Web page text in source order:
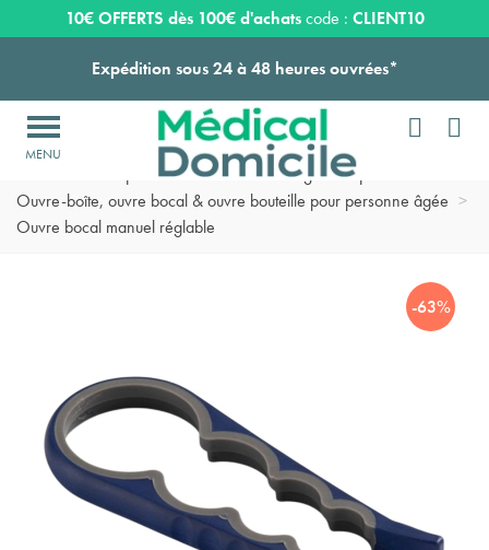
Vie quotidienne > Vaisselle ergonomique senior
Ouvre-boîte, ouvre bocal & ouvre bouteille pour personne âgée >
Ouvre bocal manuel réglable
-63%
10€ OFFERTS dès 100€ d'achatscode : CLIENT10
Expédition sous 24 à 48 heures ouvrées*
Livraison OFFERTE dès 159€ d'achats !
Payez en 3 ou 4 fois SANS FRAIS à partir de 100€

